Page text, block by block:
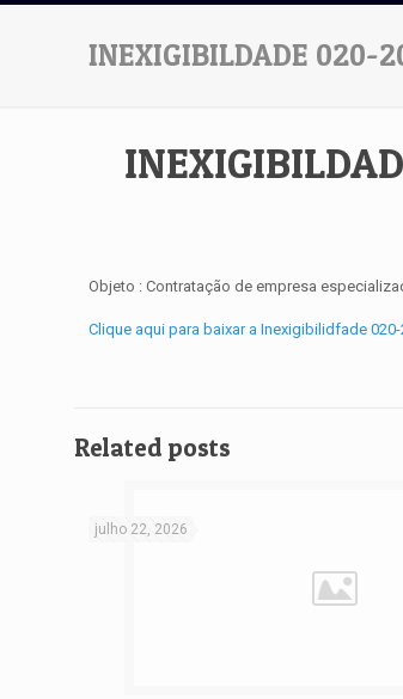
INEXIGIBILDADE 020-
Objeto : Contratação de empresa
Clique aqui para baixar a Inexigibilidfade
Related posts
julho 22, 2026